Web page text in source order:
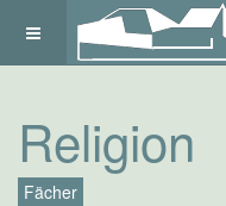
Religion
Fächer